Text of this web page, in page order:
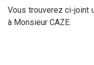
Vous trouverez ci-joint
à Monsieur CAZE.